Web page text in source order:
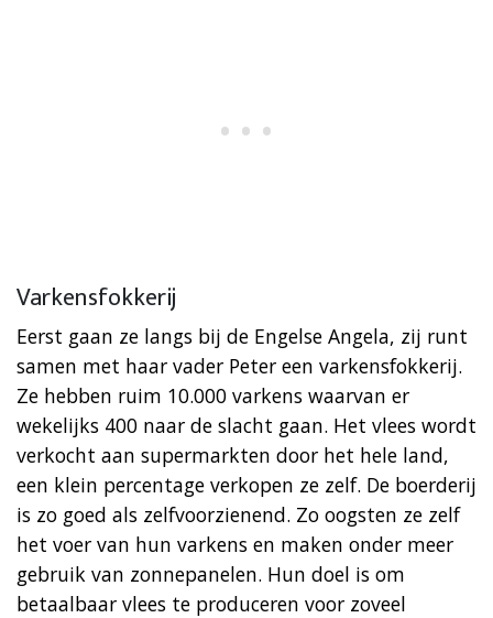
Varkensfokkerij
Eerst gaan ze langs bij de Engelse Angela, zij runt
samen met haar vader Peter een varkensfokkerij.
Ze hebben ruim 10.000 varkens waarvan er
wekelijks 400 naar de slacht gaan. Het vlees wordt
verkocht aan supermarkten door het hele land,
een klein percentage verkopen ze zelf. De boerderij
is zo goed als zelfvoorzienend. Zo oogsten ze zelf
het voer van hun varkens en maken onder meer
gebruik van zonnepanelen. Hun doel is om
betaalbaar vlees te produceren voor zoveel